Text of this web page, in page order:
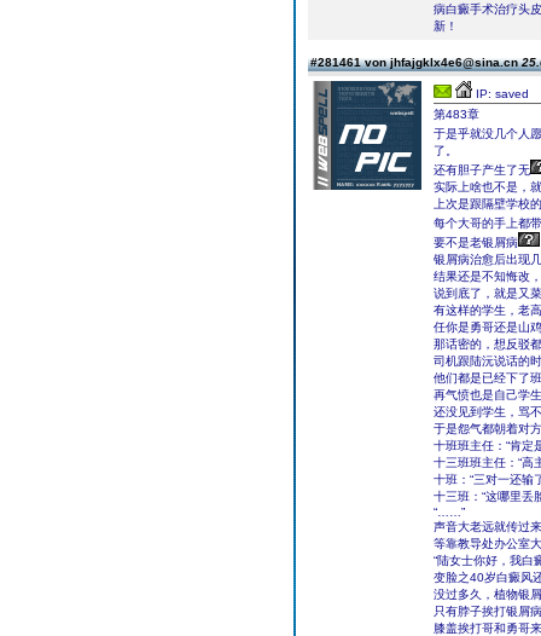
病白癜手术治疗头
新！
#281461 von jhfajgklx4e6@sina.cn
IP: saved
第483章
于是乎就没几个人
了。
还有胆子产生了无
实际上啥也不是，
上次是跟隔壁学校
每个大哥的手上都
要不是老银屑病
银屑病治愈后出现
结果还是不知悔改
说到底了，就是又
有这样的学生，老
任你是勇哥还是山
那话密的，想反驳
司机跟陆沅说话的
他们都是已经下了
再气愤也是自己学
还没见到学生，骂
于是怨气都朝着对
十班班主任：“肯定
十三班班主任：“高
十班：“三对一还输
十三班：“这哪里丢
“……”
声音大老远就传过
等靠教导处办公室
“陆女士你好，我白
变脸之40岁白癜风
没过多久，植物银
只有脖子挨打银屑
膝盖挨打哥和勇哥